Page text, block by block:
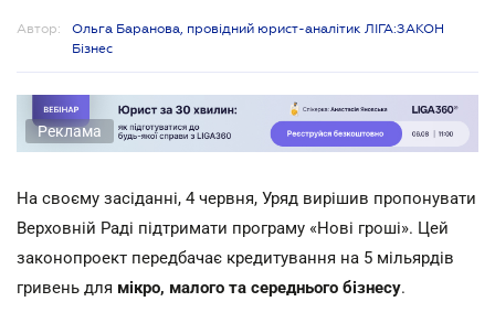
Автор:
Ольга Баранова, провідний юрист-аналітик ЛІГА:ЗАКОН
Бізнес
Реклама
На своєму засіданні, 4 червня, Уряд вирішив пропонувати
Верховній Раді підтримати програму «Нові гроші». Цей
законопроект передбачає кредитування на 5 мільярдів
гривень для мікро, малого та середнього бізнесу.